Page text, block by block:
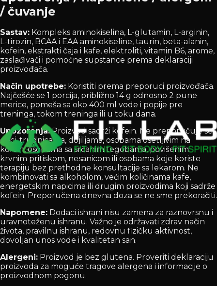
/ čuvanje
Sastav: Kompleks aminokiselina, L-glutamin, L-arginin,
L-tirozin, BCAA i EAA aminokiseline, taurin, beta-alanin,
kofein, ekstrakti čaja i kafe, elektroliti, vitamin B6, arome,
zaslađivači i pomoćne supstance prema deklaraciji
proizvođača.
Način upotrebe: Koristiti prema preporuci proizvođača.
Najčešće se 1 porcija, približno 14 g odnosno 2 pune
merice, pomeša sa oko 400 ml vode i popije pre
treninga, tokom treninga ili u toku dana.
Upozorenja:Proizvod sadrži kofein. Ne preporučuje se
deci, trudnicama, dojiljama, osobama osetljivim na
kofein, osobama sa srčanim tegobama, povišenim
krvnim pritiskom, nesanicom ili osobama koje koriste
terapiju bez prethodne konsultacije sa lekarom. Ne
kombinovati sa alkoholom, većim količinama kafe,
energetskim napicima ili drugim proizvodima koji sadrže
kofein. Preporučena dnevna doza se ne sme prekoračiti.
Napomene: Dodaci ishrani nisu zamena za raznovrsnu i
uravnoteženu ishranu. Važno je održavati zdrav način
života, pravilnu ishranu, redovnu fizičku aktivnost,
dovoljan unos vode i kvalitetan san.
Alergeni: Proizvod je bez glutena. Proveriti deklaraciju
proizvoda za moguće tragove alergena i informacije o
proizvodnom pogonu.